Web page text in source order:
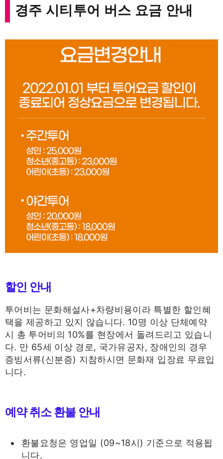
경주 시티투어 버스 요금 안내
할인 안내
투어비는 문화해설사+차량비용이라 특별한 할인혜
택을 제공하고 있지 않습니다. 10명 이상 단체예약
시 총 투어비의 10%를 현장에서 돌려드리고 있습니
다. 만 65세 이상 경로, 국가유공자, 장애인의 경우
증빙서류(신분증) 지참하시면 문화재 입장료 무료입
니다.
예약 취소 환불 안내
환불요청은 영업일 (09~18시) 기준으로 적용됩
니다.